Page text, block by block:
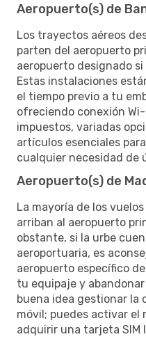
Aeropuerto(s) de
Los trayectos aéreos
parten del aeropuerto
aeropuerto designado
Estas instalaciones
el tiempo previo a tu
ofreciendo conexión
impuestos, variadas
artículos esenciales
cualquier necesidad de
Aeropuerto(s) de
La mayoría de los
arriban al aeropuerto
obstante, si la urbe
aeroportuaria, es
aeropuerto específico
tu equipaje y
buena idea gestionar
móvil; puedes activar el
adquirir una tarjeta SIM